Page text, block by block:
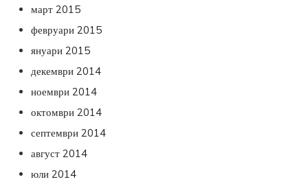
март 2015
февруари 2015
януари 2015
декември 2014
ноември 2014
октомври 2014
септември 2014
август 2014
юли 2014